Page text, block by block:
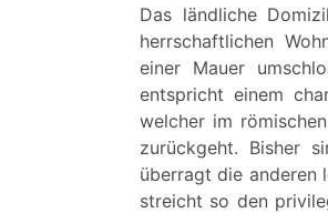
Das ländliche
herrschaftlichen
einer Mauer
entspricht einem
welcher im
zurückgeht. Bisher
überragt die anderen
streicht so den